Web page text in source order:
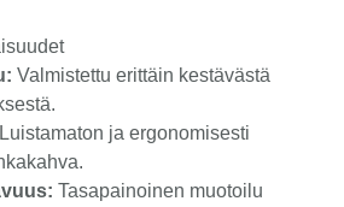
Valmistettu erittäin kestävästä
Luistamaton ja ergonomisesti
Tasapainoinen muotoilu